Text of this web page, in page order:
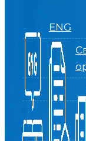
ENG